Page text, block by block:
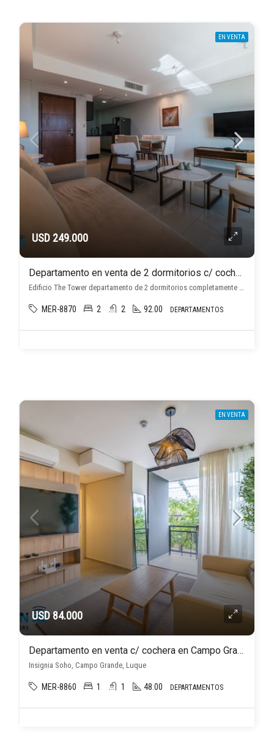
EN VENTA
USD 249.000
Departamento en venta de 2 dormitorios c/ cochera en Ycuá Satí
Edificio The Tower departamento de 2 dormitorios completamente amoblado., Ycuá Satí, Asunción D.C.
MER-8870 2 2 92.00 DEPARTAMENTOS
EN VENTA
USD 84.000
Departamento en venta c/ cochera en Campo Grande
Insignia Soho, Campo Grande, Luque
MER-8860 1 1 48.00 DEPARTAMENTOS